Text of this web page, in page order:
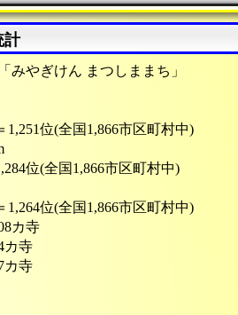
計
みやぎけん まつしままち」
1,251位(全国1,866市区町村中)
位(全国1,866市区町村中)
1,264位(全国1,866市区町村中)
カ寺
カ寺
カ寺